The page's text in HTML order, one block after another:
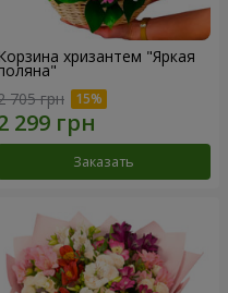
Корзина хризантем "Яркая
705 грн
Заказать